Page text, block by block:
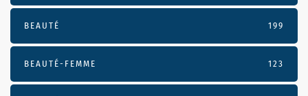
BEAUTÉ 199
BEAUTÉ-FEMME 123